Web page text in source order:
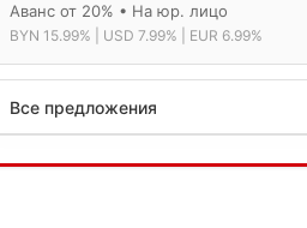
Аванс от 20% • На юр. лицо
BYN 15.99% | USD 7.99% | EUR 6.99%
Все предложения
АСБ лизинг